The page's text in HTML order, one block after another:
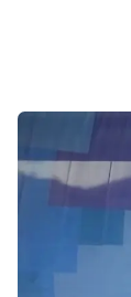
passioni